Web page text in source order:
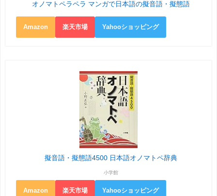
オノマトペラペラ マンガで日本語の擬音語・擬態語
Amazon 楽天市場 Yahooショッピング
擬音語・擬態語4500 日本語オノマトペ辞典
小学館
Amazon 楽天市場 Yahooショッピング